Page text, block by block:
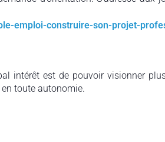
emploi-construire-son-projet-
intérêt est de pouvoir visionner
toute autonomie.